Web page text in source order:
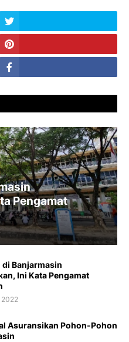
Pengamat
di Banjarmasin
Ini Kata Pengamat
2022
Asuransikan Pohon-Pohon